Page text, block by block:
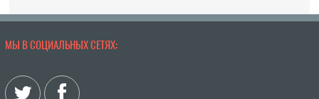
МЫ В СОЦИАЛЬНЫХ СЕТЯХ: